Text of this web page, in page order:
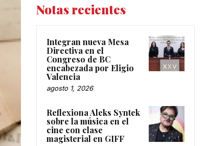
Notas recientes
Integran nueva Mesa
Directiva en el
Congreso de BC
encabezada por Eligio
Valencia
agosto 1, 2026
Reflexiona Aleks Syntek
sobre la música en el
cine con clase
magisterial en GIFF